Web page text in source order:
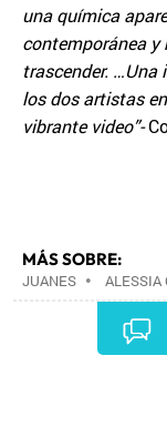
una química
contemporánea y
trascender. …Una
los dos artistas
vibrante video”-
MÁS SOBRE:
JUANES • ALESSIA